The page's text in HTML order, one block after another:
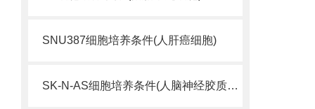
SNU387细胞培养条件(人肝癌细胞)
SK-N-AS细胞培养条件(人脑神经胶质母细胞瘤)